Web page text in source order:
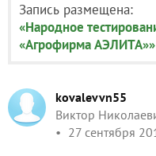
Запись размещена:
«Народное
«Агрофирма АЭЛИТА»»
kovalevvn55
Виктор
27 сентября